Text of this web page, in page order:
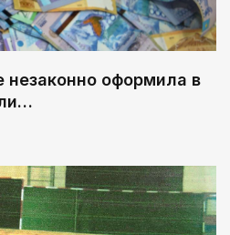
незаконно оформила в